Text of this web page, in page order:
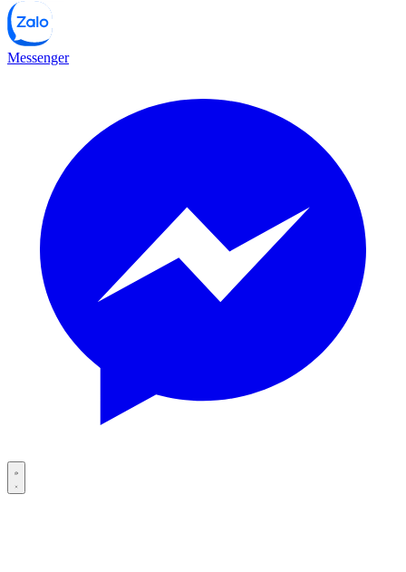
Messenger